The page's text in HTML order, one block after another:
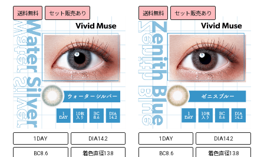
.
t
r
a
t
i
n
g
.
t
r
r
a
t
i
n
g
送料無料 セット販売あり
1DAY DIA14.2
BC8.6 着色直径13.8
送料無料 セット販売あり
1DAY DIA14.2
BC8.6 着色直径13.8